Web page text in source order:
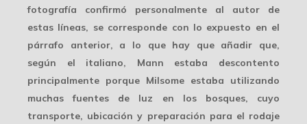
fotografía confirmó personalmente al autor de
estas líneas, se corresponde con lo expuesto en el
párrafo anterior, a lo que hay que añadir que,
según el italiano, Mann estaba descontento
principalmente porque Milsome estaba utilizando
muchas fuentes de luz en los bosques, cuyo
transporte, ubicación y preparación para el rodaje